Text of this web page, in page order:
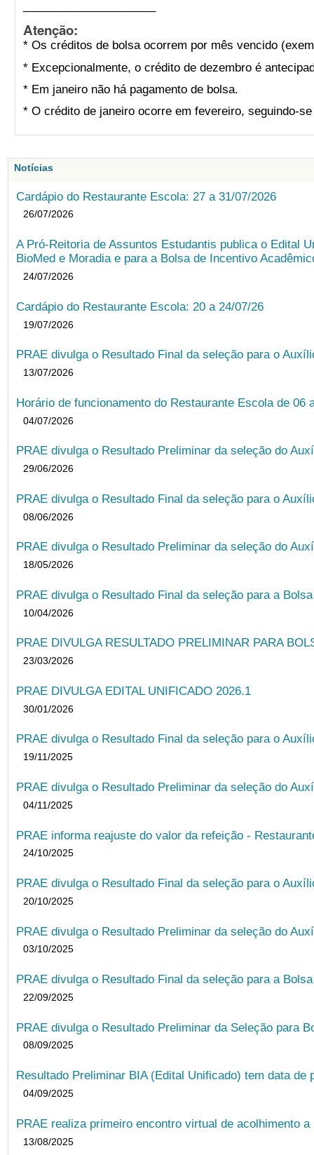
Atenção:
* Os créditos de bolsa ocorrem por mês vencido
* Excepcionalmente, o crédito de dezembro é
* Em janeiro não há pagamento de bolsa.
* O crédito de janeiro ocorre em fevereiro, seguindo-
Notícias
Cardápio do Restaurante Escola: 27 a 31/07/2026
26/07/2026
A Pró-Reitoria de Assuntos Estudantis publica o Edital
BioMed e Moradia e para a Bolsa de Incentivo
24/07/2026
Cardápio do Restaurante Escola: 20 a 24/07/26
19/07/2026
PRAE divulga o Resultado Final da seleção para o
13/07/2026
Horário de funcionamento do Restaurante Escola de 06
04/07/2026
PRAE divulga o Resultado Preliminar da seleção do
29/06/2026
PRAE divulga o Resultado Final da seleção para o
08/06/2026
PRAE divulga o Resultado Preliminar da seleção do
18/05/2026
PRAE divulga o Resultado Final da seleção para a
10/04/2026
PRAE DIVULGA RESULTADO PRELIMINAR PARA
23/03/2026
PRAE DIVULGA EDITAL UNIFICADO 2026.1
30/01/2026
PRAE divulga o Resultado Final da seleção para o
19/11/2025
PRAE divulga o Resultado Preliminar da seleção do
04/11/2025
PRAE informa reajuste do valor da refeição -
24/10/2025
PRAE divulga o Resultado Final da seleção para o
20/10/2025
PRAE divulga o Resultado Preliminar da seleção do
03/10/2025
PRAE divulga o Resultado Final da seleção para a
22/09/2025
PRAE divulga o Resultado Preliminar da Seleção para
08/09/2025
Resultado Preliminar BIA (Edital Unificado) tem data de
04/09/2025
PRAE realiza primeiro encontro virtual de acolhimento
13/08/2025